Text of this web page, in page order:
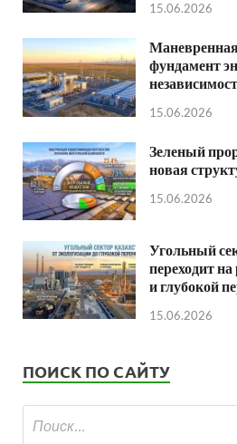
15.06.2026
фундамент
15.06.2026
Зеленый
новая
15.06.2026
Угольный
переходит
и глубокой
15.06.2026
ПОИСК ПО САЙТУ